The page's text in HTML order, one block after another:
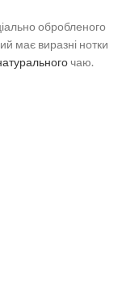
обробленого
має виразні нотки
чаю.